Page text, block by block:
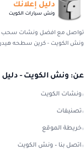
دليل إعلانك
ونش سيارات الكويت
تواصل مع افضل ونشات سحب
ونش الكويت - كرين سطحه
عن: ونش الكويت - دليل
ونشات الكويت
تصنيفات
خريطة الموقع
اتصل بنا – ونش الكويت